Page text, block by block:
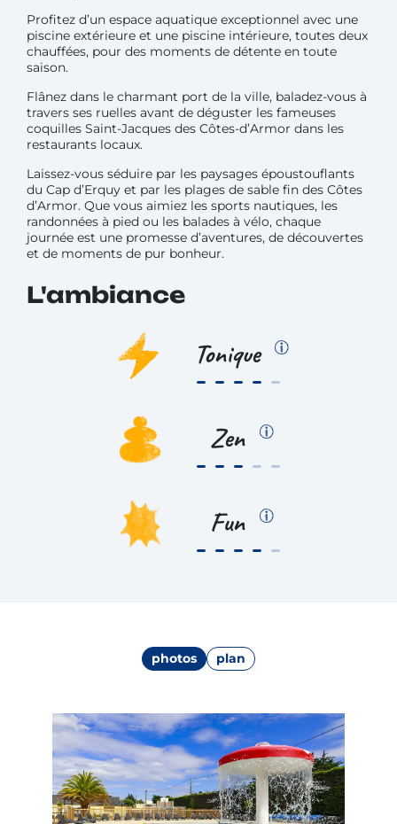
Profitez d’un espace aquatique exceptionnel avec une
piscine extérieure et une piscine intérieure, toutes deux
chauffées, pour des moments de détente en toute
saison.
Flânez dans le charmant port de la ville, baladez-vous à
travers ses ruelles avant de déguster les fameuses
coquilles Saint-Jacques des Côtes-d’Armor dans les
restaurants locaux.
Laissez-vous séduire par les paysages époustouflants
du Cap d’Erquy et par les plages de sable fin des Côtes
d’Armor. Que vous aimiez les sports nautiques, les
randonnées à pied ou les balades à vélo, chaque
journée est une promesse d’aventures, de découvertes
et de moments de pur bonheur.
L'ambiance
Tonique
Zen
Fun
photos plan